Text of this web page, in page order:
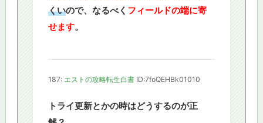
くいので、なるべく フィールドの端に寄
せます。
187: エストの攻略転生白書 ID:7foQEHBk01010
トライ更新とかの時はどうするのが正